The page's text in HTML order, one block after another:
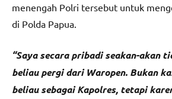
menengah Polri tersebut untuk
di Polda Papua.
“Saya secara pribadi seakan-akan
beliau pergi dari Waropen. Bukan
beliau sebagai Kapolres, tetapi